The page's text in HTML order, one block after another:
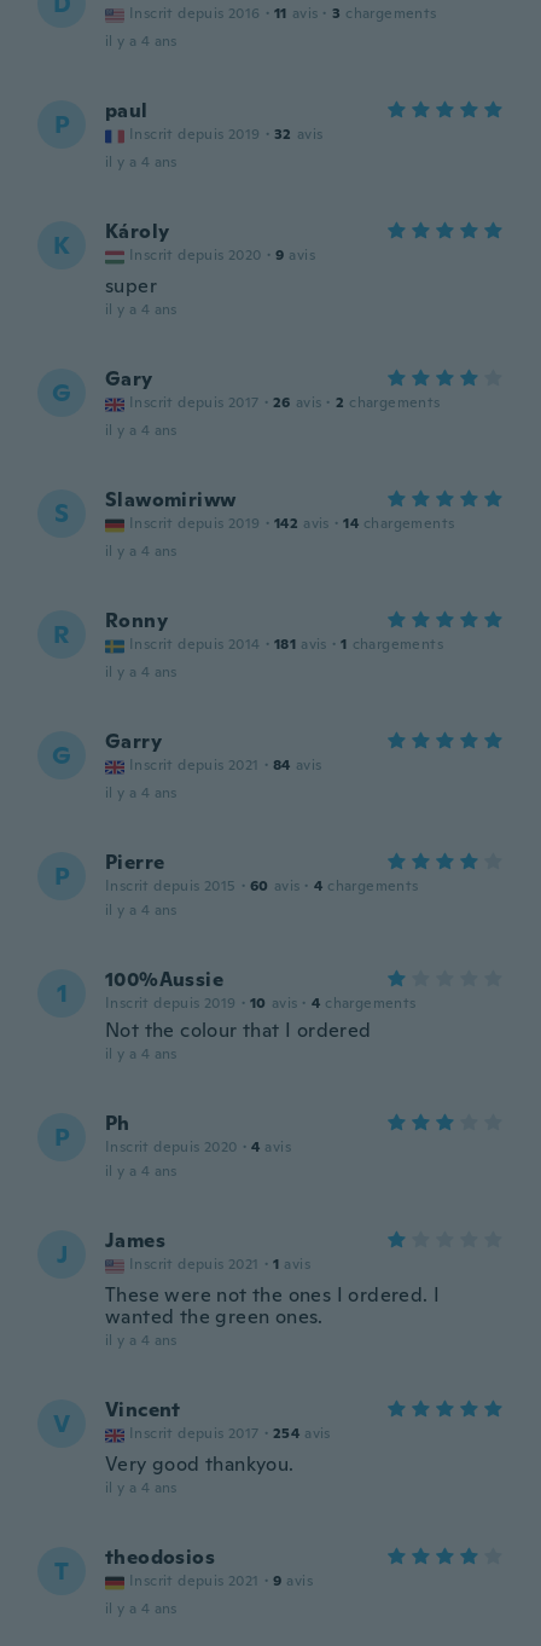
Inscrit depuis 2016 · 11 avis · 3 chargements
il y a 4 ans
P paul
Inscrit depuis 2019 · 32 avis
il y a 4 ans
K Károly
Inscrit depuis 2020 · 9 avis
super
il y a 4 ans
G Gary
Inscrit depuis 2017 · 26 avis · 2 chargements
il y a 4 ans
S Slawomiriww
Inscrit depuis 2019 · 142 avis · 14 chargements
il y a 4 ans
R Ronny
Inscrit depuis 2014 · 181 avis · 1 chargements
il y a 4 ans
G Garry
Inscrit depuis 2021 · 84 avis
il y a 4 ans
P Pierre
Inscrit depuis 2015 · 60 avis · 4 chargements
il y a 4 ans
1 100%Aussie
Inscrit depuis 2019 · 10 avis · 4 chargements
Not the colour that I ordered
il y a 4 ans
P Ph
Inscrit depuis 2020 · 4 avis
il y a 4 ans
J James
Inscrit depuis 2021 · 1 avis
These were not the ones I ordered. I
wanted the green ones.
il y a 4 ans
V Vincent
Inscrit depuis 2017 · 254 avis
Very good thankyou.
il y a 4 ans
T theodosios
Inscrit depuis 2021 · 9 avis
il y a 4 ans